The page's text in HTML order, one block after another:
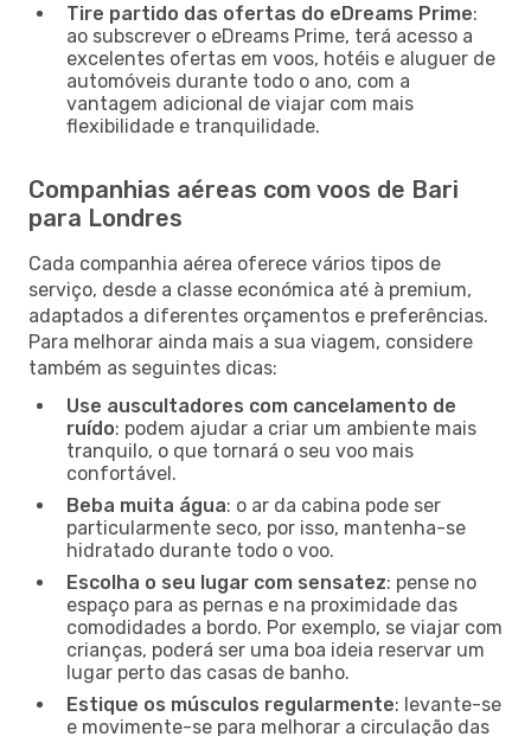
Tire partido das ofertas do eDreams Prime:
ao subscrever o eDreams Prime, terá acesso a
excelentes ofertas em voos, hotéis e aluguer de
automóveis durante todo o ano, com a
vantagem adicional de viajar com mais
flexibilidade e tranquilidade.
Companhias aéreas com voos de Bari
para Londres
Cada companhia aérea oferece vários tipos de
serviço, desde a classe económica até à premium,
adaptados a diferentes orçamentos e preferências.
Para melhorar ainda mais a sua viagem, considere
também as seguintes dicas:
Use auscultadores com cancelamento de
ruído: podem ajudar a criar um ambiente mais
tranquilo, o que tornará o seu voo mais
confortável.
Beba muita água: o ar da cabina pode ser
particularmente seco, por isso, mantenha-se
hidratado durante todo o voo.
Escolha o seu lugar com sensatez: pense no
espaço para as pernas e na proximidade das
comodidades a bordo. Por exemplo, se viajar com
crianças, poderá ser uma boa ideia reservar um
lugar perto das casas de banho.
Estique os músculos regularmente: levante-se
e movimente-se para melhorar a circulação das